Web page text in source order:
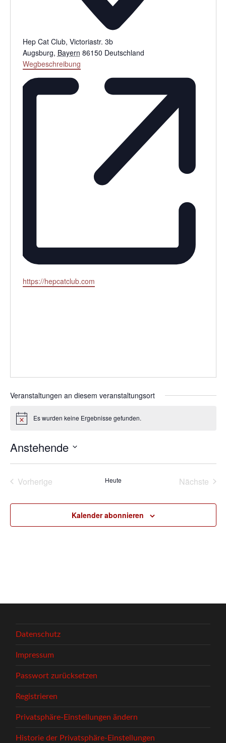
Hep Cat Club, Victoriastr. 3b
Augsburg, Bayern 86150 Deutschland
Wegbeschreibung
Webseite
https://hepcatclub.com
Veranstaltungen an diesem veranstaltungsort
HinweisEs wurden keine Ergebnisse gefunden.
Anstehende
Vorherige
Heute
Nächste
Kalender abonnieren
Datenschutz
Impressum
Passwort zurücksetzen
Registrieren
Privatsphäre-Einstellungen ändern
Historie der Privatsphäre-Einstellungen